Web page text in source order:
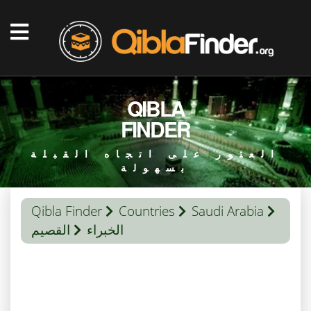
QIBLA
FINDER
العثور على اتجاه القبلة
بسهولة
Qibla Finder Countries
Saudi Arabia
القصيم
الخبراء